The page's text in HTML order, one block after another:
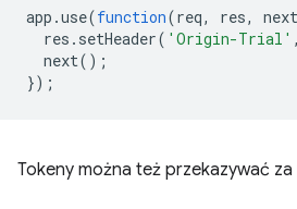
app .use(function(req, res, next
res . setHeader( 'Origin-Trial' ,
next();
});
Tokeny można też przekazywać